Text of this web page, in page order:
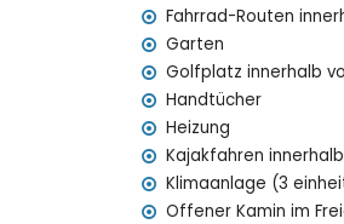
bitte erkundigen Sie
Die Unterkunft ist
Ausstattung und
Internet (WiFi)
Bügeleisen und
Bettwäsche und
Empfangsservice,
Fahrrad-Routen
Garten
Golfplatz innerhalb
Handtücher
Heizung
Kajakfahren innerhalb
Klimaanlage (3
Offener Kamin im